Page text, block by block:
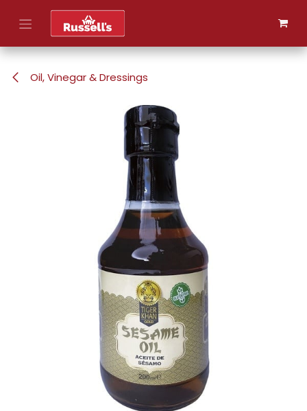
Skip to Content
Oil, Vinegar & Dressings